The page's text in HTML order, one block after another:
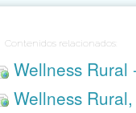
Contenidos relacionados:
Wellness Rural
Wellness